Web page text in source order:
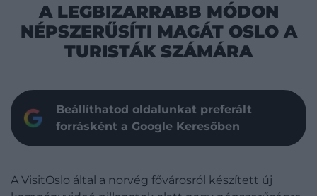
A LEGBIZARRABB MÓDON
NÉPSZERŰSÍTI MAGÁT OSLO A
TURISTÁK SZÁMÁRA
Beállíthatod oldalunkat preferált
forrásként a Google Keresőben
A VisitOslo által a norvég fővárosról készített új